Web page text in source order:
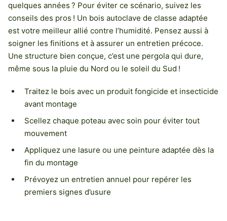
quelques années ? Pour éviter ce scénario, suivez les
conseils des pros ! Un bois autoclave de classe adaptée
est votre meilleur allié contre l’humidité. Pensez aussi à
soigner les finitions et à assurer un entretien précoce.
Une structure bien conçue, c’est une pergola qui dure,
même sous la pluie du Nord ou le soleil du Sud !
Traitez le bois avec un produit fongicide et insecticide
avant montage
Scellez chaque poteau avec soin pour éviter tout
mouvement
Appliquez une lasure ou une peinture adaptée dès la
fin du montage
Prévoyez un entretien annuel pour repérer les
premiers signes d’usure